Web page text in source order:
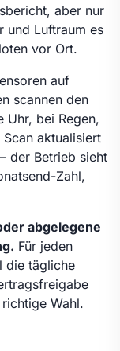
aber nur
und Luftraum es
vor Ort.
auf
scannen den
Uhr, bei Regen,
aktualisiert
der Betrieb sieht
Zahl,
abgelegene
Für jeden
die tägliche
Wahl.